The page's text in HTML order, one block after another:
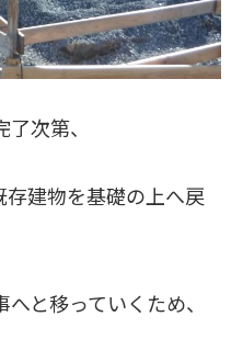
次第、
存建物を基礎の上へ戻
と移っていくため、